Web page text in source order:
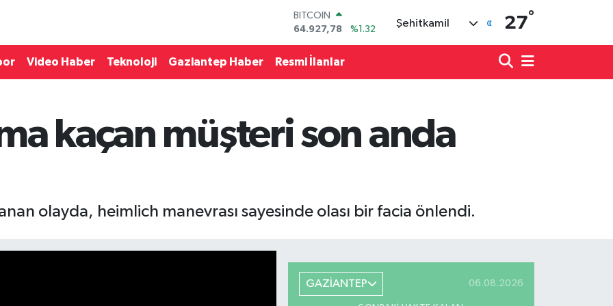
64.927,78
DOLAR
EURO
55,0398
%-0.02
STERLİN
BİST100
13.703
%11
Şehitkamil 27°
Video Haber Teknoloji Gaziantep Haber Resmi İlanlar
kaçan müşteri son anda
olayda, heimlich manevrası sayesinde olası bir facia önlendi.
GAZİANTEP 06.08.2026